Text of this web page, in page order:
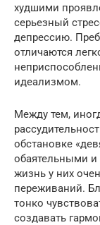
худшими
серьезный
депрессию.
отличаются
идеализмом.
Между тем,
обстановке
обаятельными
жизнь у них
переживаний.
тонко
создавать